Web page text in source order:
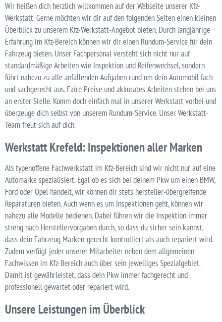
Wir heißen dich herzlich willkommen auf der Webseite unserer Kfz-
Werkstatt. Gerne möchten wir dir auf den folgenden Seiten einen kleinen
Überblick zu unserem Kfz-Werkstatt-Angebot bieten. Durch langjährige
Erfahrung im Kfz-Bereich können wir dir einen Rundum-Service für dein
Fahrzeug bieten. Unser Fachpersonal versteht sich nicht nur auf
standardmäßige Arbeiten wie Inspektion und Reifenwechsel, sondern
führt nahezu zu alle anfallenden Aufgaben rund um dein Automobil fach-
und sachgerecht aus. Faire Preise und akkurates Arbeiten stehen bei uns
an erster Stelle. Komm doch einfach mal in unserer Werkstatt vorbei und
überzeuge dich selbst von unserem Rundum-Service. Unser Werkstatt-
Team freut sich auf dich.
Werkstatt Krefeld: Inspektionen aller Marken
Als typenoffene Fachwerkstatt im Kfz-Bereich sind wir nicht nur auf eine
Automarke spezialisiert. Egal ob es sich bei deinem Pkw um einen BMW,
Ford oder Opel handelt, wir können dir stets hersteller-übergreifende
Reparaturen bieten. Auch wenn es um Inspektionen geht, können wir
nahezu alle Modelle bedienen. Dabei führen wir die Inspektion immer
streng nach Herstellervorgaben durch, so dass du sicher sein kannst,
dass dein Fahrzeug Marken-gerecht kontrolliert als auch repariert wird.
Zudem verfügt jeder unserer Mitarbeiter neben dem allgemeinen
Fachwissen im Kfz-Bereich auch über sein jeweiliges Spezialgebiet.
Damit ist gewährleistet, dass dein Pkw immer fachgerecht und
professionell gewartet oder repariert wird.
Unsere Leistungen im Überblick